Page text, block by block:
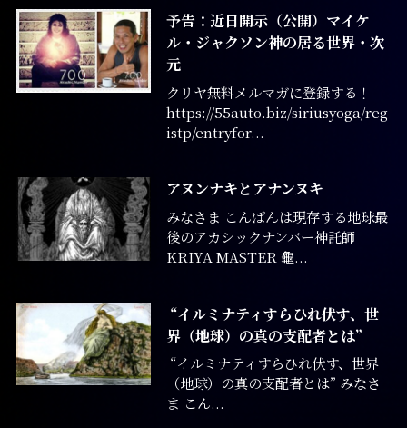
予告：近日開示（公開）マイケ
ル・ジャクソン神の居る世界・次
元
クリヤ無料メルマガに登録する！
https://55auto.biz/siriusyoga/reg
istp/entryfor...
アヌンナキとアナンヌキ
みなさま こんばんは現存する地球最
後のアカシックナンバー神託師
KRIYA MASTER 龜...
“イルミナティすらひれ伏す、世
界（地球）の真の支配者とは”
“イルミナティすらひれ伏す、世界
（地球）の真の支配者とは” みなさ
ま こん...